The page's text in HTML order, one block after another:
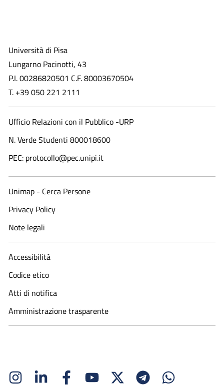
Università di Pisa
Lungarno Pacinotti, 43
P.I. 00286820501 C.F. 80003670504
T. +39 050 221 2111
Ufficio Relazioni con il Pubblico -URP
N. Verde Studenti 800018600​
PEC: protocollo@pec.unipi.it
Unimap - Cerca Persone
Privacy Policy
Note legali
Accessibilità
Codice etico
Atti di notifica
Amministrazione trasparente